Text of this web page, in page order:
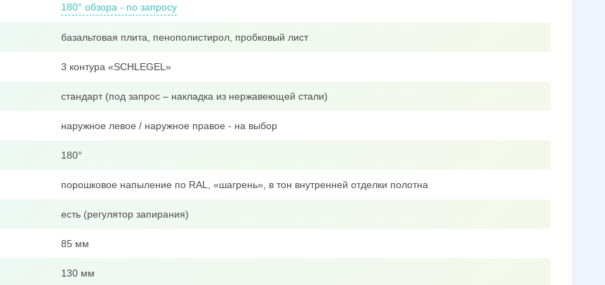
180° обзора - по запросу
базальтовая плита, пенополистирол, пробковый лист
3 контура «SCHLEGEL»
стандарт (под запрос – накладка из нержавеющей стали)
наружное левое / наружное правое - на выбор
180°
порошковое напыление по RAL, «шагрень», в тон внутренней отделки полотна
есть (регулятор запирания)
85 мм
130 мм